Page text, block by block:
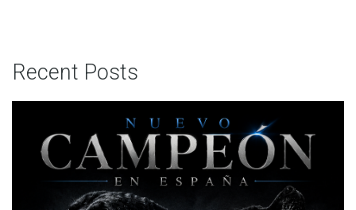
Recent Posts